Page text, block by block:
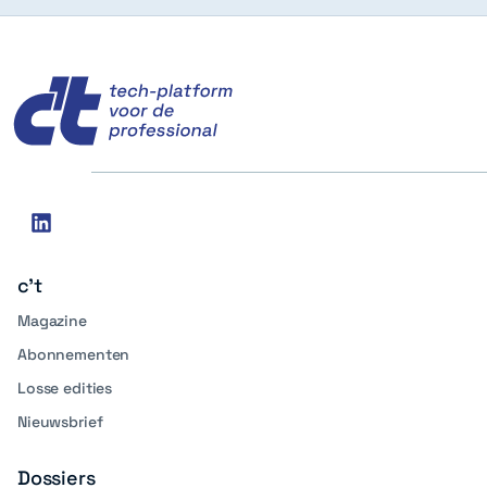
Social
linkedin
c't
Magazine
Abonnementen
Losse edities
Nieuwsbrief
Dossiers